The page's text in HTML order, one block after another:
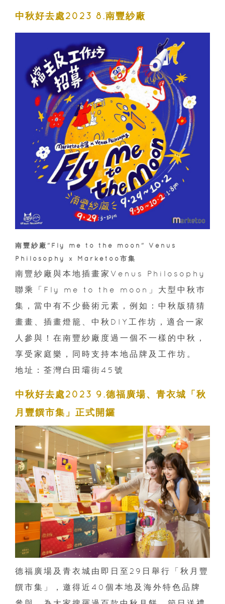
中秋好去處2023 8.南豐紗廠
南豐紗廠"Fly me to the moon" Venus
Philosophy x Marketoo市集
南豐紗廠與本地插畫家Venus Philosophy
聯乘「Fly me to the moon」大型中秋巿
集，當中有不少藝術元素，例如：中秋版猜猜
畫畫、插畫燈籠、中秋DIY工作坊，適合一家
人參與！在南豐紗廠度過一個不一樣的中秋，
享受家庭樂，同時支持本地品牌及工作坊。
地址：荃灣白田壩街45號
中秋好去處2023 9.德福廣場、青衣城「秋
月豐饌市集」正式開鑼
德福廣場及青衣城由即日至29日舉行「秋月豐
饌市集」，邀得近40個本地及海外特色品牌